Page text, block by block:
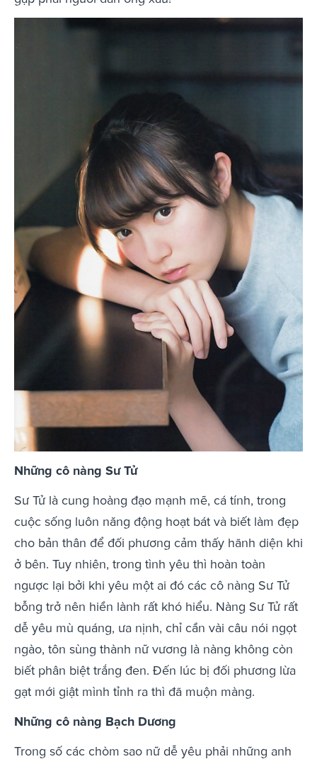
Những cô nàng Sư Tử
Sư Tử là cung hoàng đạo mạnh mẽ, cá tính, trong
cuộc sống luôn năng động hoạt bát và biết làm đẹp
cho bản thân để đối phương cảm thấy hãnh diện khi
ở bên. Tuy nhiên, trong tình yêu thì hoàn toàn
ngược lại bởi khi yêu một ai đó các cô nàng Sư Tử
bỗng trở nên hiền lành rất khó hiểu. Nàng Sư Tử rất
dễ yêu mù quáng, ưa nịnh, chỉ cần vài câu nói ngọt
ngào, tôn sùng thành nữ vương là nàng không còn
biết phân biệt trắng đen. Đến lúc bị đối phương lừa
gạt mới giật mình tỉnh ra thì đã muộn màng.
Những cô nàng Bạch Dương
Trong số các chòm sao nữ dễ yêu phải những anh